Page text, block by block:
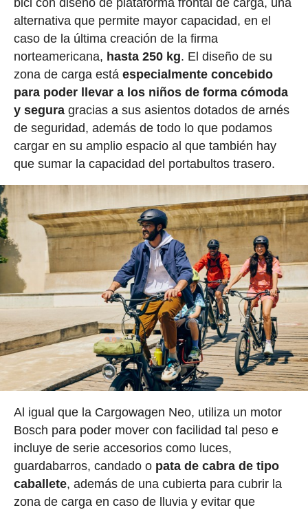
alternativa que permite mayor capacidad, en el
caso de la última creación de la firma
norteamericana, hasta 250 kg. El diseño de su
zona de carga está especialmente concebido
para poder llevar a los niños de forma cómoda
y seguragracias a sus asientos dotados de arnés
de seguridad, además de todo lo que podamos
cargar en su amplio espacio al que también hay
que sumar la capacidad del portabultos trasero.
Al igual que la Cargowagen Neo, utiliza un motor
Bosch para poder mover con facilidad tal peso e
incluye de serie accesorios como luces,
guardabarros, candado o pata de cabra de tipo
caballete, además de una cubierta para cubrir la
zona de carga en caso de lluvia y evitar que